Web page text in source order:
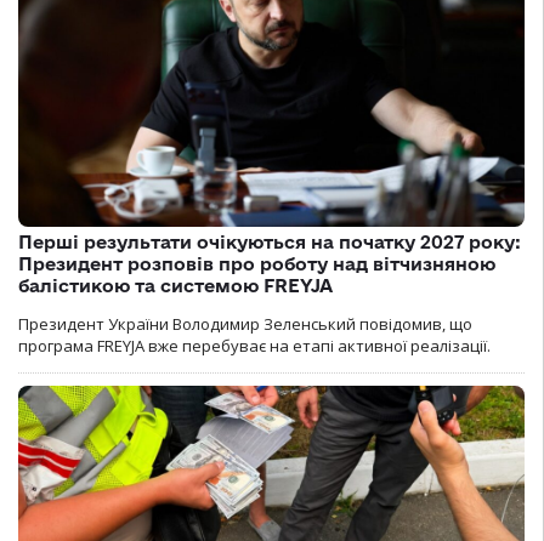
Перші результати очікуються на початку 2027 року:
Президент розповів про роботу над вітчизняною
балістикою та системою FREYJA
Президент України Володимир Зеленський повідомив, що
програма FREYJA вже перебуває на етапі активної реалізації.